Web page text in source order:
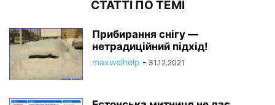
СТАТТІ ПО ТЕМІ
Прибирання снігу —
нетрадиційний підхід!
maxwelhelp - 31.12.2021